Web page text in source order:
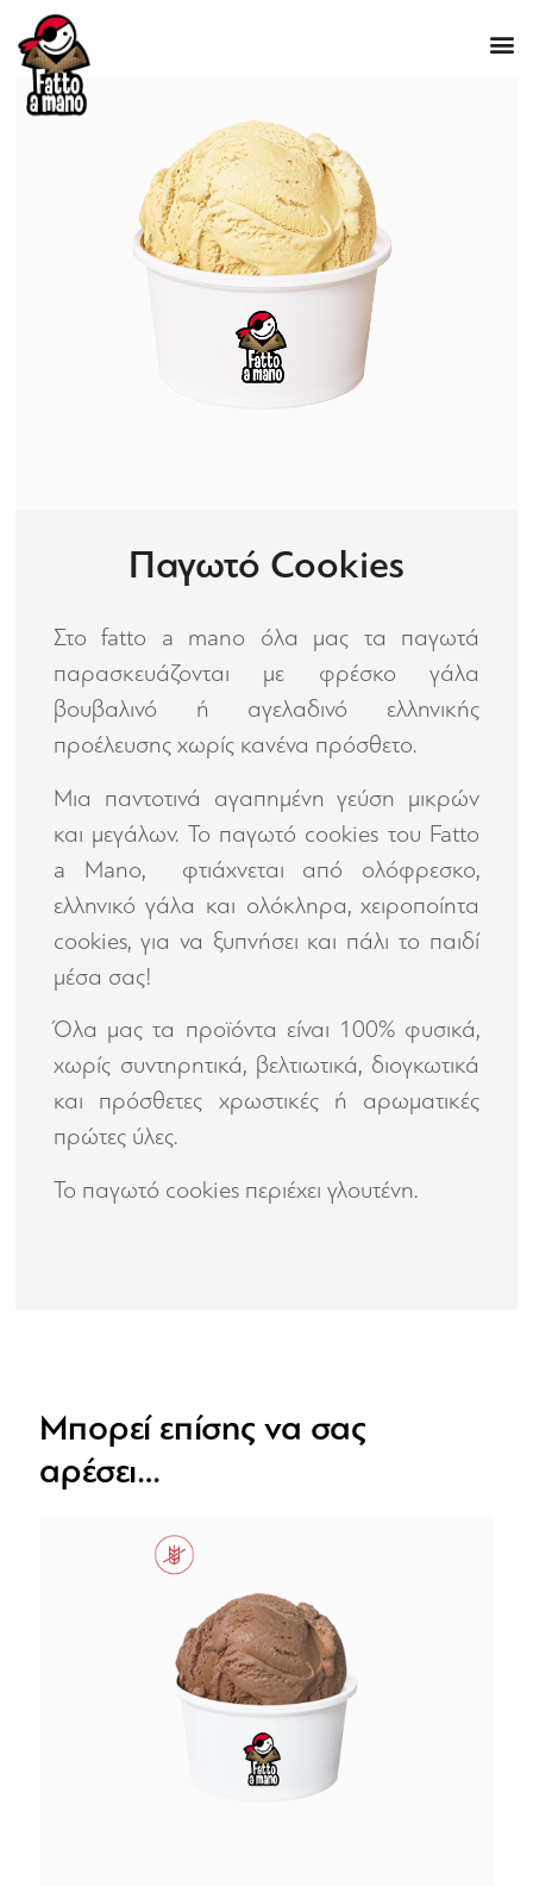
Παγωτό Cookies
Στο fatto a mano όλα μας τα παγωτά
παρασκευάζονται με φρέσκο γάλα
βουβαλινό ή αγελαδινό ελληνικής
προέλευσης χωρίς κανένα πρόσθετο.
Μια παντοτινά αγαπημένη γεύση μικρών
και μεγάλων. Το παγωτό cookies του Fatto
a Mano, φτιάχνεται από ολόφρεσκο,
ελληνικό γάλα και ολόκληρα, χειροποίητα
cookies, για να ξυπνήσει και πάλι το παιδί
μέσα σας!
Όλα μας τα προϊόντα είναι 100% φυσικά,
χωρίς συντηρητικά, βελτιωτικά, διογκωτικά
και πρόσθετες χρωστικές ή αρωματικές
πρώτες ύλες.
To παγωτό cookies περιέχει γλουτένη.
Μπορεί επίσης να σας
αρέσει…